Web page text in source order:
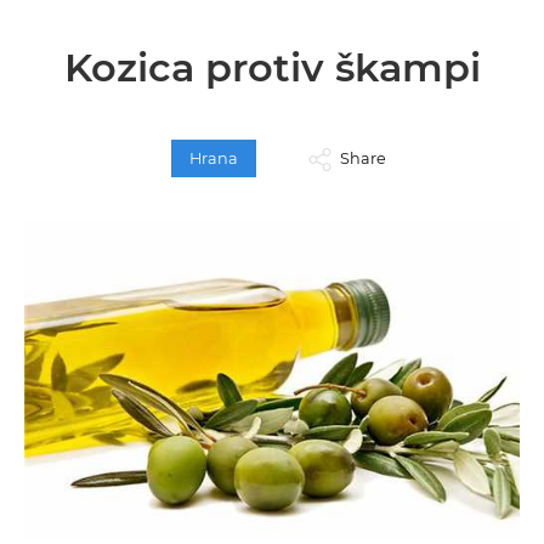
Kozica protiv škampi
Hrana Share